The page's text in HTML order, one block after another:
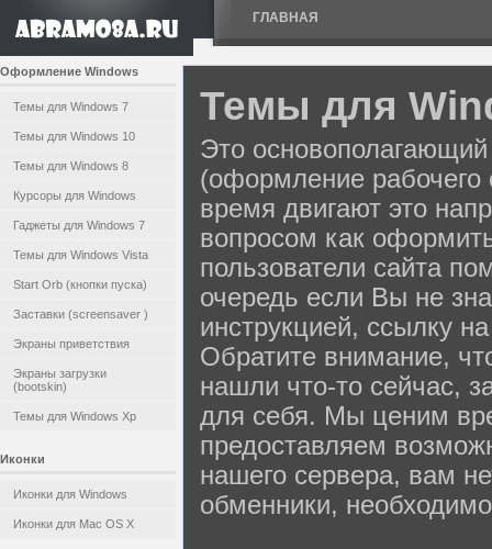
ГЛАВНАЯ
Оформление Windows
Темы для Windows 7
Темы для Windows 10
Темы для Windows 8
Курсоры для Windows
Гаджеты для Windows 7
Темы для Windows Vista
Start Orb (кнопки пуска)
Заставки (screensaver )
Экраны приветствия
Экраны загрузки
(bootskin)
Темы для Windows Xp
Иконки
Иконки для Windows
Иконки для Mac OS X
Темы для
Это
(оформление
время двигают это
вопросом как
пользователи сайта
очередь если Вы не
инструкцией, ссылку
Обратите внимание,
нашли что-то сейчас,
для себя. Мы ценим
предоставляем
нашего сервера, вам
обменники,